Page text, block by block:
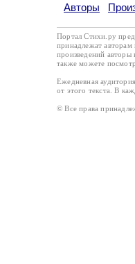
Авторы
Портал Стихи.ру
принадлежат авторам
произведений авторы
также можете
Ежедневная
от этого текста. В
© Все права